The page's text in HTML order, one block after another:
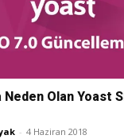
UI/UX
Neden Olan Yoast
- 4 Haziran 2018